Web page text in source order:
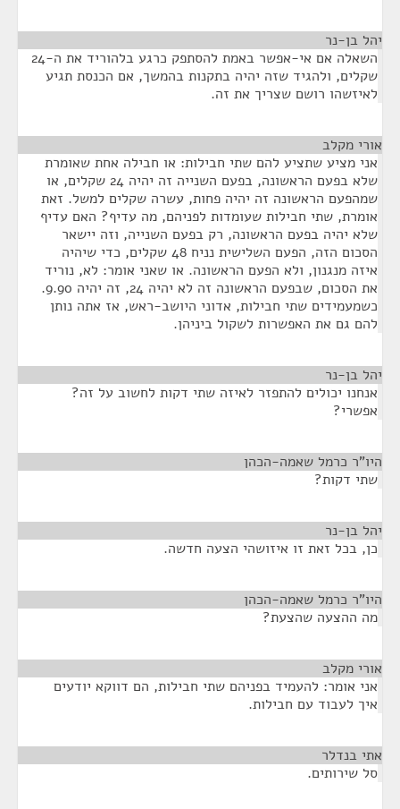
יהל בן-נר
השאלה אם אי-אפשר באמת להסתפק כרגע בלהוריד את ה-24
שקלים, ולהגיד שזה יהיה בתקנות בהמשך, אם הכנסת תגיע
לאיזשהו רושם שצריך את זה.
אורי מקלב
אני מציע שתציע להם שתי חבילות: או חבילה אחת שאומרת
שלא בפעם הראשונה, בפעם השנייה זה יהיה 24 שקלים, או
שמהפעם הראשונה זה יהיה פחות, עשרה שקלים למשל. זאת
אומרת, שתי חבילות שעומדות לפניהם, מה עדיף? האם עדיף
שלא יהיה בפעם הראשונה, רק בפעם השנייה, וזה יישאר
הסכום הזה, הפעם השלישית נניח 48 שקלים, כדי שיהיה
איזה מנגנון, ולא הפעם הראשונה. או שאני אומר: לא, נוריד
את הסכום, שבפעם הראשונה זה לא יהיה 24, זה יהיה 9.90.
כשמעמידים שתי חבילות, אדוני היושב-ראש, אז אתה נותן
להם גם את האפשרות לשקול ביניהן.
יהל בן-נר
אנחנו יכולים להתפזר לאיזה שתי דקות לחשוב על זה?
אפשרי?
היו"ר כרמל שאמה-הכהן
שתי דקות?
יהל בן-נר
כן, בכל זאת זו איזושהי הצעה חדשה.
היו"ר כרמל שאמה-הכהן
מה ההצעה שהצעת?
אורי מקלב
אני אומר: להעמיד בפניהם שתי חבילות, הם דווקא יודעים
איך לעבוד עם חבילות.
אתי בנדלר
סל שירותים.